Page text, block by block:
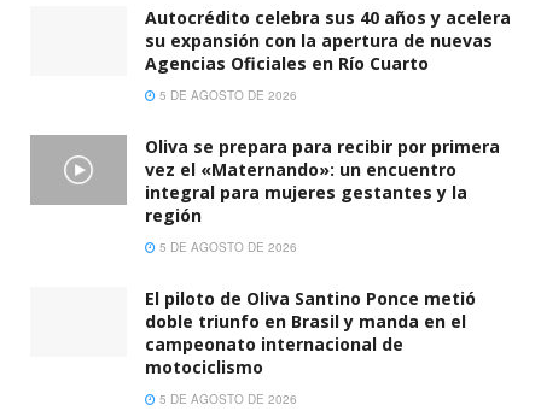
Autocrédito celebra sus 40 años y acelera
su expansión con la apertura de nuevas
Agencias Oficiales en Río Cuarto
5 DE AGOSTO DE 2026
Oliva se prepara para recibir por primera
vez el «Maternando»: un encuentro
integral para mujeres gestantes y la
región
5 DE AGOSTO DE 2026
El piloto de Oliva Santino Ponce metió
doble triunfo en Brasil y manda en el
campeonato internacional de
motociclismo
5 DE AGOSTO DE 2026